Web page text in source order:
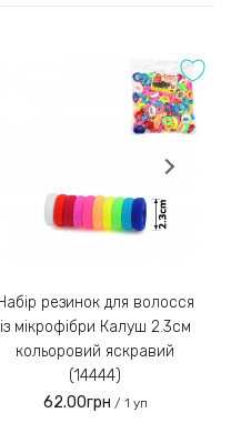
не надсилаємо!
волосся
із мікрофібри Калуш 2.3см
кольоровий яскравий
(14444)
62.00грн / 1 уп